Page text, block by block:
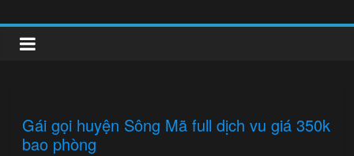
to
content
clipnonglive.com
Gái gọi huyện Sông Mã full dịch vu giá 350k
bao phòng